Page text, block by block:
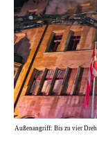
Außenangriff: Bis zu vier